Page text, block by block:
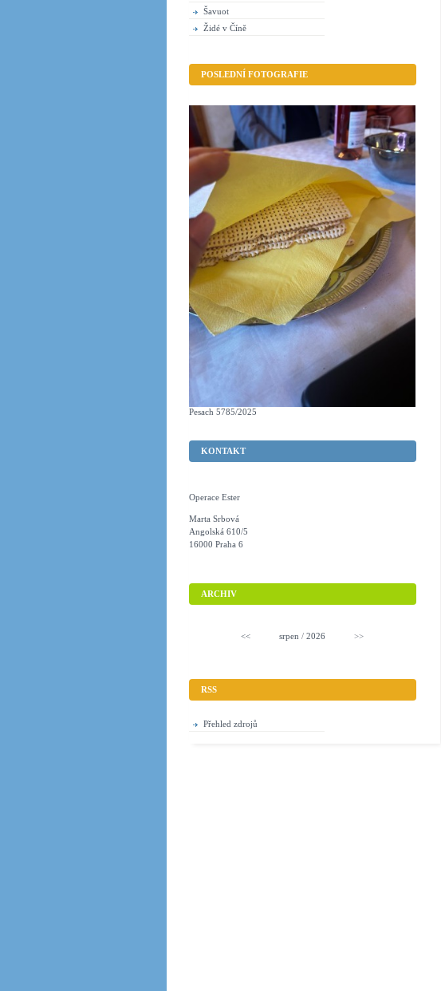
Šavuot
Židé v Číně
POSLEDNÍ FOTOGRAFIE
Pesach 5785/2025
KONTAKT
Operace Ester
Marta Srbová
Angolská 610/5
16000 Praha 6
ARCHIV
<< srpen / 2026 >>
RSS
Přehled zdrojů